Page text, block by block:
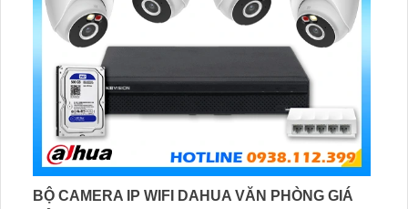
BỘ CAMERA IP WIFI DAHUA VĂN PHÒNG GIÁ